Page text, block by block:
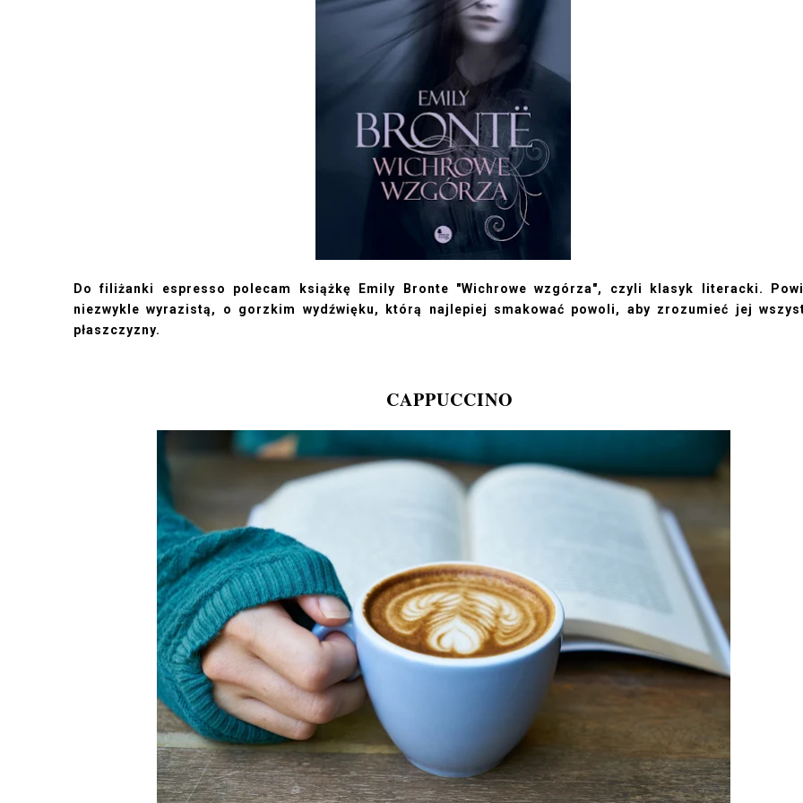
Do filiżanki espresso polecam książkę Emily Bronte "Wichrowe wzgórza", czyli klasyk literacki.
niezwykle wyrazistą, o gorzkim wydźwięku, którą najlepiej smakować powoli, aby zrozumieć jej
płaszczyzny.
CAPPUCCINO